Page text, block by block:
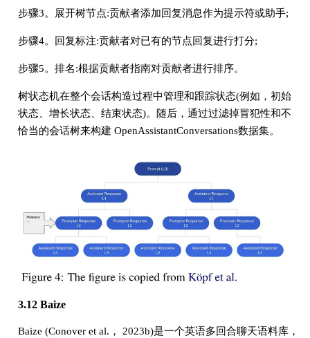
步骤3。展开树节点:贡献者添加回复消息作为提示符或助手;
步骤4。回复标注:贡献者对已有的节点回复进行打分;
步骤5。排名:根据贡献者指南对贡献者进行排序。
树状态机在整个会话构造过程中管理和跟踪状态(例如，初始
状态、增长状态、结束状态)。随后，通过过滤掉冒犯性和不
恰当的会话树来构建 OpenAssistantConversations数据集。
3.12 Baize
Baize (Conover et al.， 2023b)是一个英语多回合聊天语料库，